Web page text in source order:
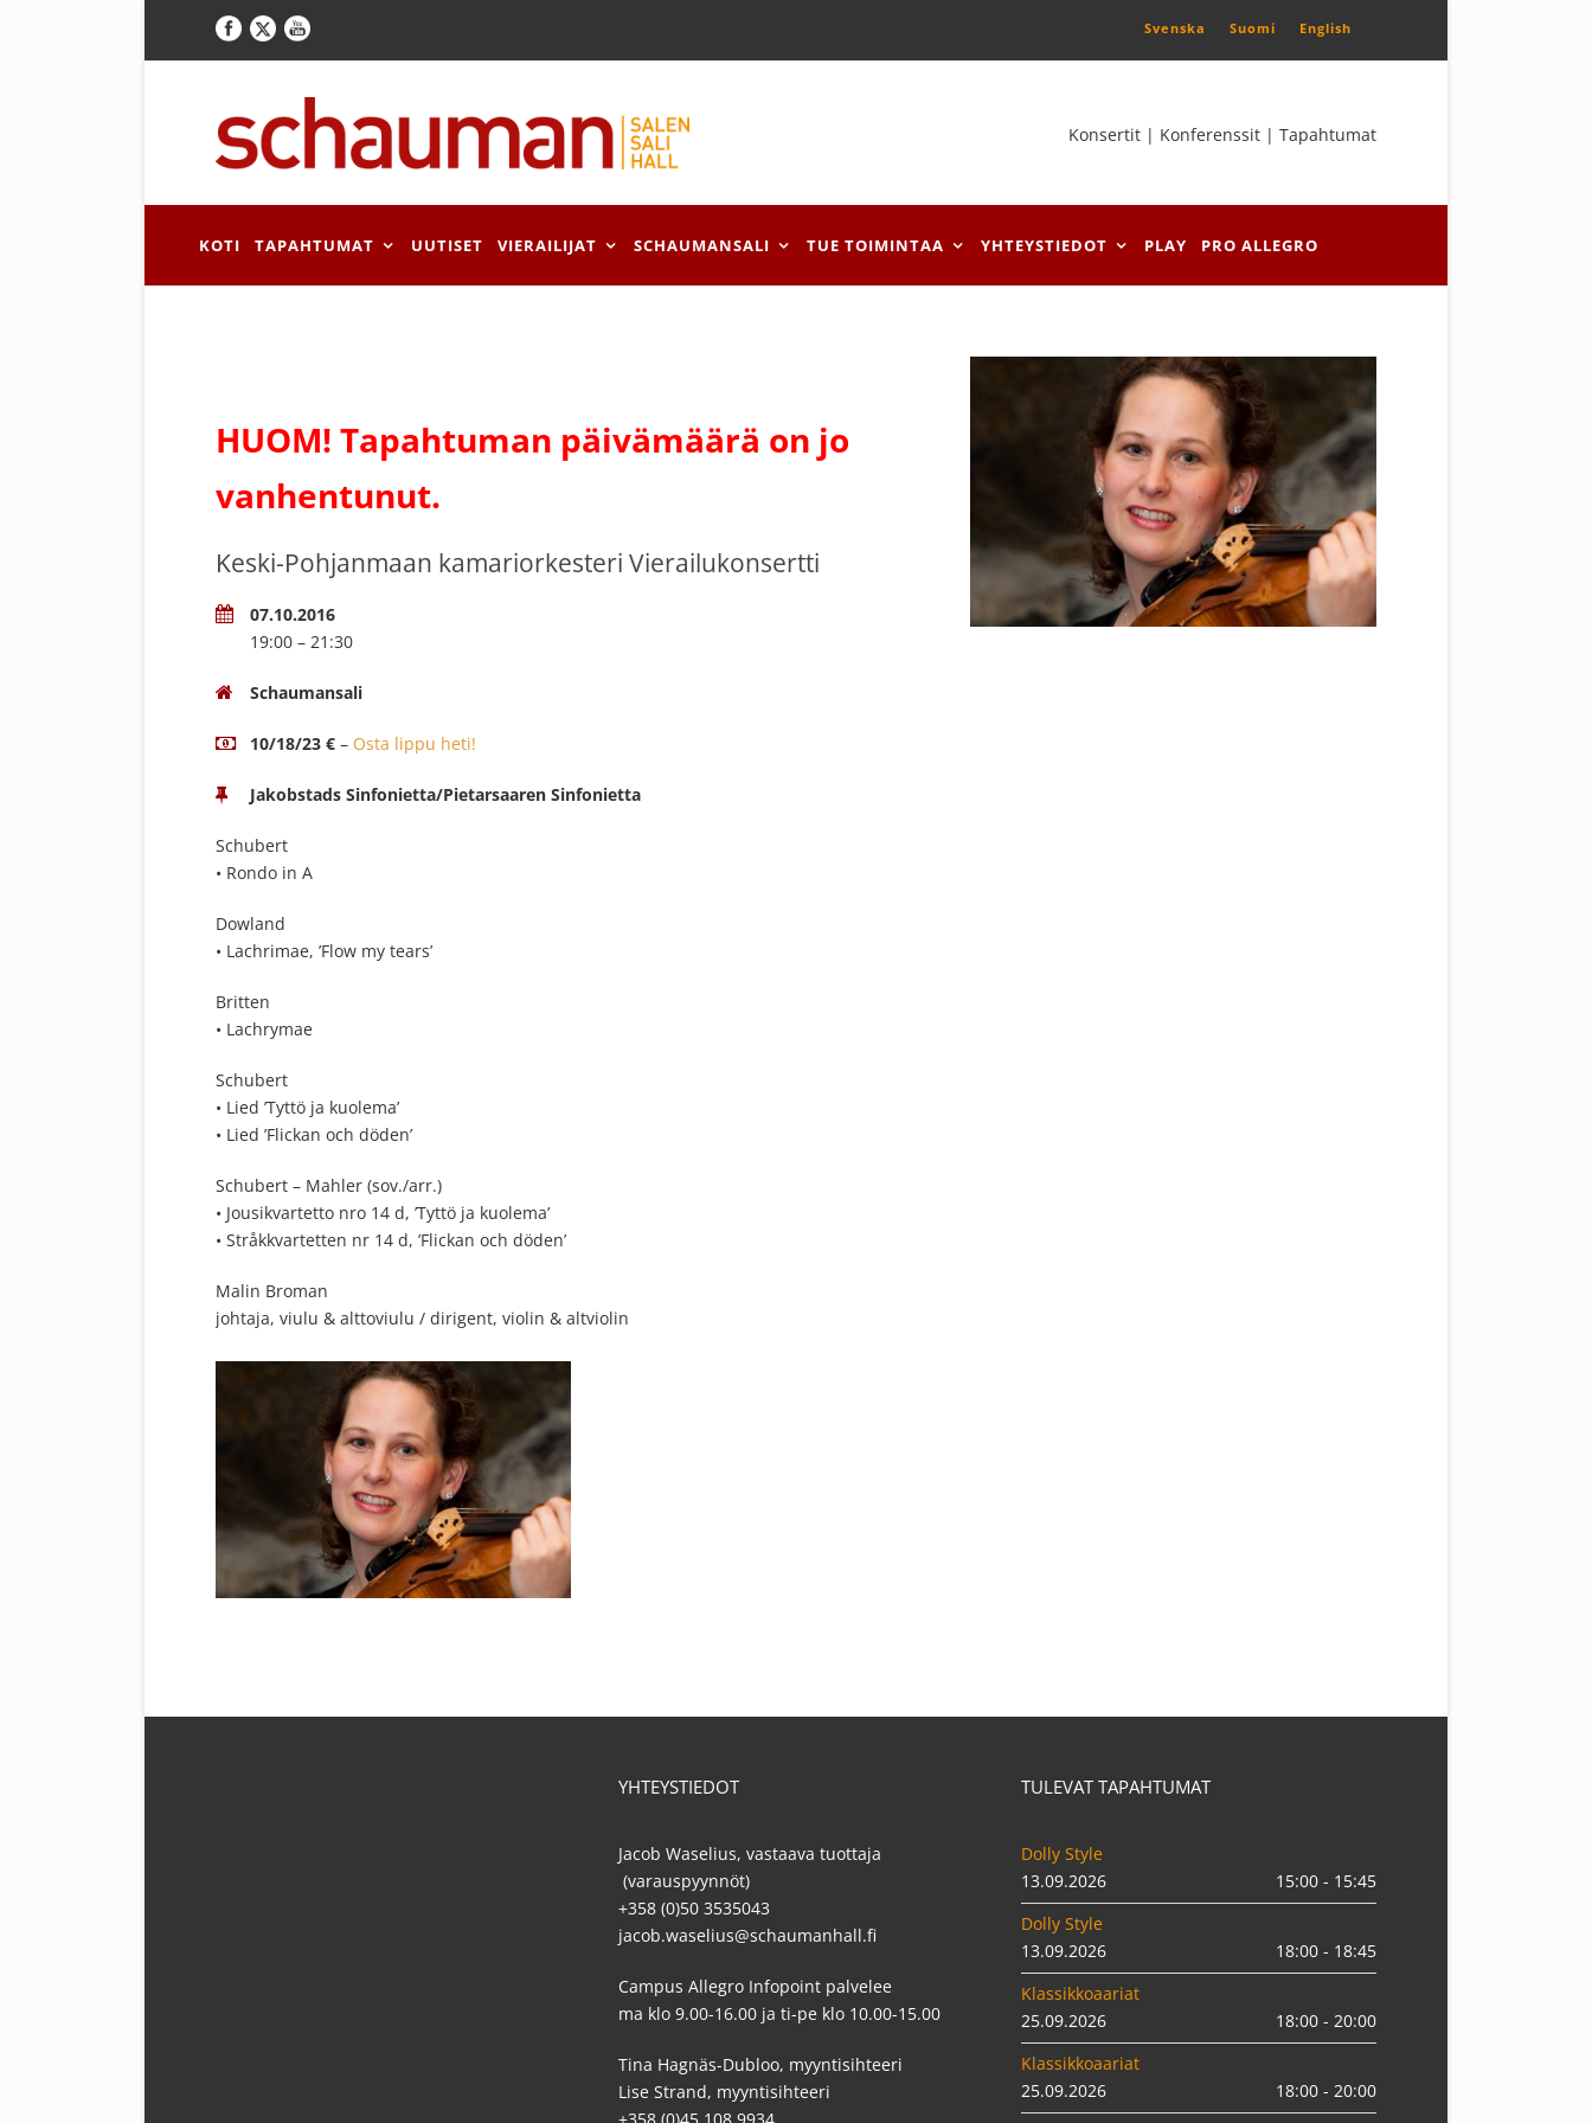
Svenska Suomi English
Konsertit | Konferenssit | Tapahtumat
KOTI TAPAHTUMAT UUTISET VIERAILIJAT SCHAUMANSALI TUE TOIMINTAA YHTEYSTIEDOT PLAY PRO ALLEGRO
HUOM! Tapahtuman päivämäärä on jo
vanhentunut.
Keski-Pohjanmaan kamariorkesteri Vierailukonsertti
07.10.2016
19:00 – 21:30
Schaumansali
10/18/23 € – Osta lippu heti!
Jakobstads Sinfonietta/Pietarsaaren Sinfonietta
Schubert
• Rondo in A
Dowland
• Lachrimae, ’Flow my tears’
Britten
• Lachrymae
Schubert
• Lied ’Tyttö ja kuolema’
• Lied ’Flickan och döden’
Schubert – Mahler (sov./arr.)
• Jousikvartetto nro 14 d, ’Tyttö ja kuolema’
• Stråkkvartetten nr 14 d, ’Flickan och döden’
Malin Broman
johtaja, viulu & alttoviulu / dirigent, violin & altviolin
YHTEYSTIEDOT
Jacob Waselius, vastaava tuottaja
(varauspyynnöt)
+358 (0)50 3535043
jacob.waselius@schaumanhall.fi
Campus Allegro Infopoint palvelee
ma klo 9.00-16.00 ja ti-pe klo 10.00-15.00
Tina Hagnäs-Dubloo, myyntisihteeri
Lise Strand, myyntisihteeri
+358 (0)45 108 9934
TULEVAT TAPAHTUMAT
Dolly Style
13.09.2026
15:00 - 15:45
Dolly Style
13.09.2026
18:00 - 18:45
Klassikkoaariat
25.09.2026
18:00 - 20:00
Klassikkoaariat
25.09.2026
18:00 - 20:00